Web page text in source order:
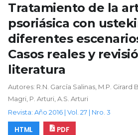
Tratamiento de la
psoriásica con
diferentes
Casos reales y
literatura
Autores: R.N. García Salinas, M.P. Girard
Magri, P. Arturi, A.S. Arturi
Revista: Año 2016 | Vol. 27 | Nro. 3
HTML PDF